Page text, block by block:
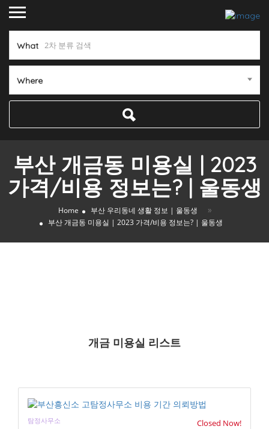
What
Where
부산 개금동 미용실 | 2023
가격/비용 정보는? | 울동생
Home 부산 우리동네 생활 정보 | 울동생 »
부산 개금동 미용실 | 2023 가격/비용 정보는? | 울동생
개금 미용실 리스트
탐정사무소 Closed Now!